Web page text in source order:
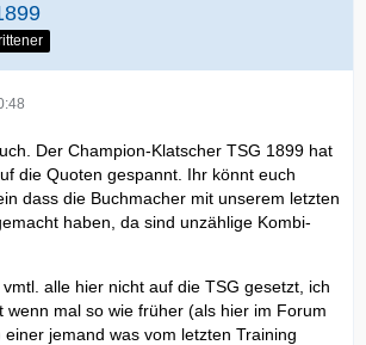
Der Champion-Klatscher TSG 1899 hat
die Quoten gespannt. Ihr könnt euch
dass die Buchmacher mit unserem letzten
haben, da sind unzählige Kombi-
alle hier nicht auf die TSG gesetzt, ich
wenn mal so wie früher (als hier im Forum
jemand was vom letzten Training